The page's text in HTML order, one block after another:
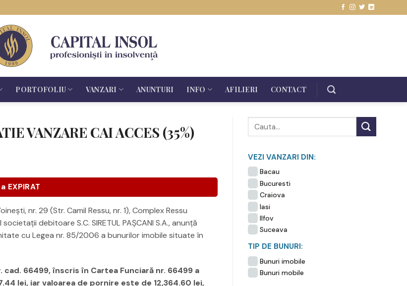
PORTOFOLIU VANZARI ANUNTURI INFO AFILIERI CONTACT
VANZARE CAI ACCES (35%)
EXPIRAT
nr. 29 (Str. Camil Ressu, nr. 1), Complex Ressu
debitoare S.C. SIRETUL PAŞCANI S.A., anunţă
cu Legea nr. 85/2006 a bunurilor imobile situate în
66499, înscris în Cartea Funciară nr. 66499 a
lei, iar valoarea de pornire este de 12,364.60 lei,
VEZI VANZARI DIN:
Bacau
Bucuresti
Craiova
Iasi
Ilfov
Suceava
TIP DE BUNURI:
Bunuri imobile
Bunuri mobile